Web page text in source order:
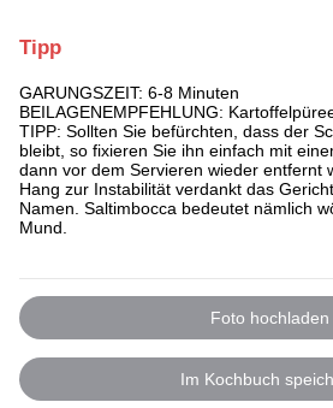
Tipp
GARUNGSZEIT: 6-8 Minuten
BEILAGENEMPFEHLUNG:
TIPP: Sollten Sie befürchten, dass der
bleibt, so fixieren Sie ihn einfach mit
dann vor dem Servieren wieder entfernt
Hang zur Instabilität verdankt das
Namen. Saltimbocca bedeutet nämlich
Mund.
Foto hochladen
Im Kochbuch